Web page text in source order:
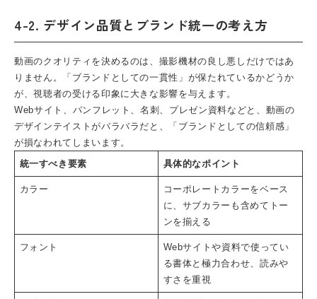
4-2. デザイン品質とブランド統一の考え方
動画のクオリティを決めるのは、撮影機材の良し悪しだけではあ
りません。「ブランドとしての一貫性」が保たれているかどうか
が、視聴者の受ける印象に大きな影響を与えます。
Webサイト、パンフレット、名刺、プレゼン資料などと、動画の
デザインテイストがバラバラだと、「ブランドとしての信頼感」
が損なわれてしまいます。
統一すべき要素
具体的なポイント
カラー
コーポレートカラーをベース
に、サブカラーも含めてトー
ンを揃える
フォント
Webサイトや資料で使ってい
る書体と極力合わせ、読みや
すさを重視